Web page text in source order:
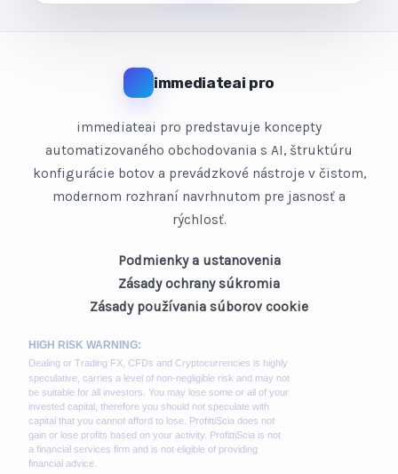
immediateai pro
immediateai pro predstavuje koncepty
automatizovaného obchodovania s AI, štruktúru
konfigurácie botov a prevádzkové nástroje v čistom,
modernom rozhraní navrhnutom pre jasnosť a
rýchlosť.
Podmienky a ustanovenia
Zásady ochrany súkromia
Zásady používania súborov cookie